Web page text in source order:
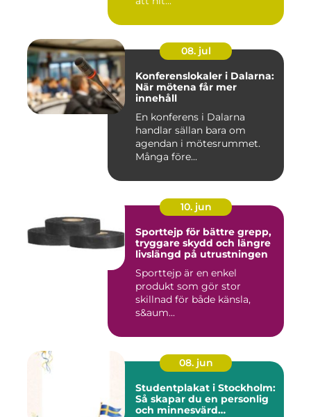
08. jul
Konferenslokaler i Dalarna:
När mötena får mer
innehåll
En konferens i Dalarna
handlar sällan bara om
agendan i mötesrummet.
Många före...
10. jun
Sporttejp för bättre grepp,
tryggare skydd och längre
livslängd på utrustningen
Sporttejp är en enkel
produkt som gör stor
skillnad för både känsla,
s&aum...
08. jun
Studentplakat i Stockholm:
Så skapar du en personlig
och minnesvärd